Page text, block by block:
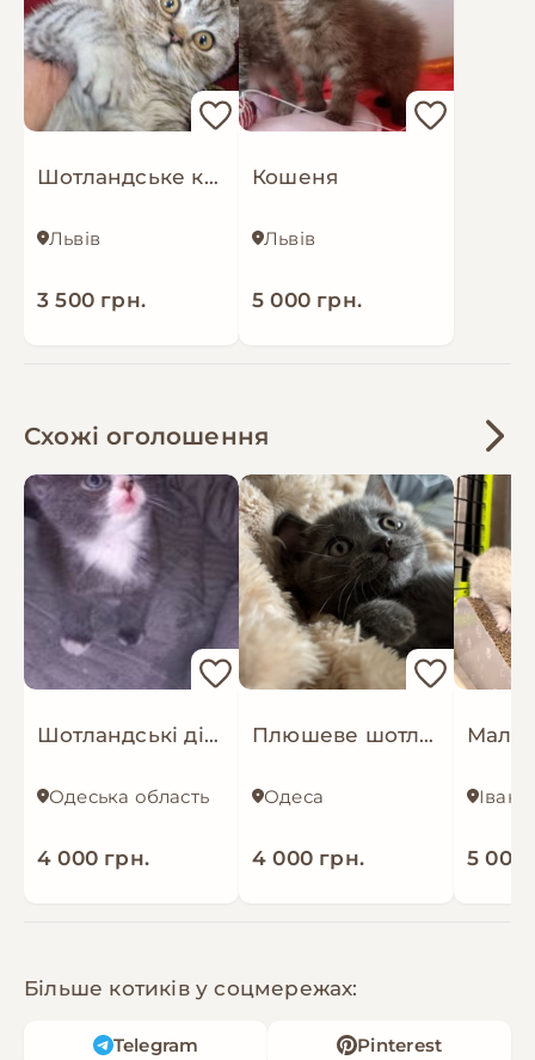
Шотландське кошеня скоттіш страйт мармур на срібрі
Львів
3 500 грн.
Кошеня
Львів
5 000 грн.
Схожі оголошення
Шотландські дівчинки чекають своїх батьків
Одеська область
4 000 грн.
Плюшеве шотландське кошеня — готове переїхати у люблячу родину
Одеса
4 000 грн. 5 000
Більше котиків у соцмережах:
Telegram Pinterest